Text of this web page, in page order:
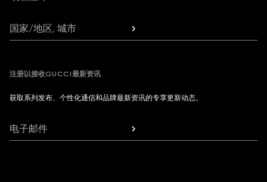
国家/地区, 城市
注册以接收GUCCI最新资讯
获取系列发布、个性化通信和品牌最新资讯的专享更新动态。
电子邮件